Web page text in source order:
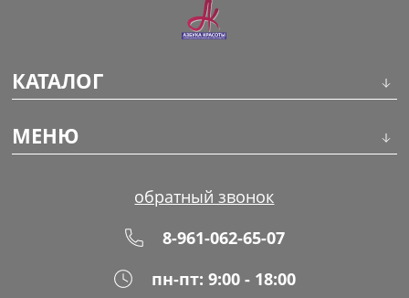
КАТАЛОГ
Макияж
МЕНЮ
обратный звонок
8-961-062-65-07
пн-пт: 9:00 - 18:00